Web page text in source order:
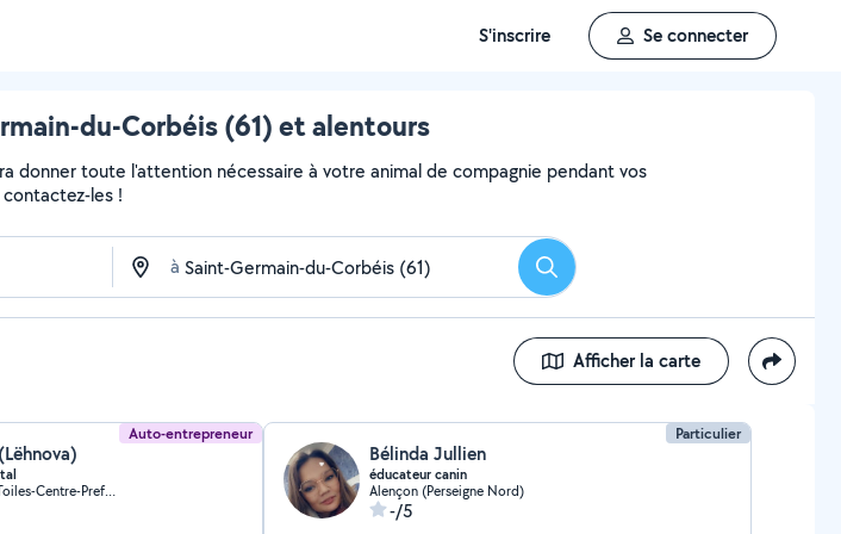
S'inscrire Se connecter
du-Corbéis (61) et alentours
donner toute l'attention nécessaire à votre animal de compagnie pendant vos
les !
à Rechercher
Afficher la carte
Auto-entrepreneur
Alençon (Halle aux Toiles-Centre-Prefecture)
Particulier
Bélinda Jullien
éducateur canin
Alençon (Perseigne Nord)
-/5